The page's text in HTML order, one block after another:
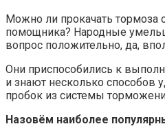
Можно ли прокачать тормоза
помощника? Народные
вопрос положительно, да,
Они приспособились к
и знают несколько способов
пробок из системы
Назовём наиболее